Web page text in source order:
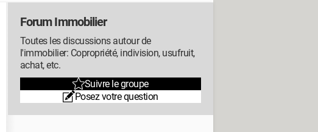
Forum Immobilier
Toutes les discussions autour de
l'immobilier: Copropriété, indivision, usufruit,
achat, etc.
Suivre le groupe
Posez votre question